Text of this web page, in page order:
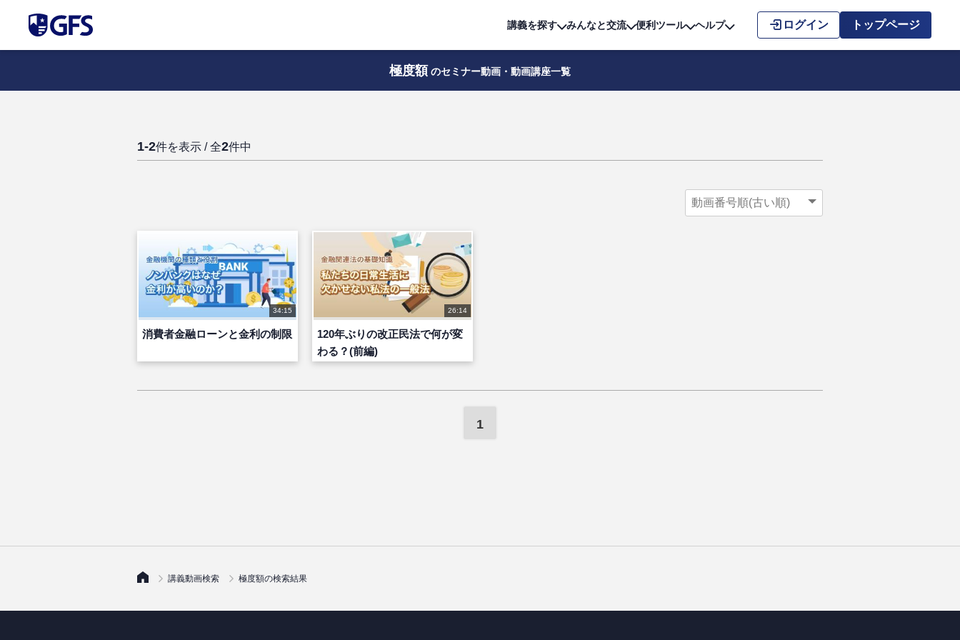
講義を探す みんなと交流 便利ツール ヘルプ ログイン トップページ
極度額 のセミナー動画・動画講座一覧
1-2件を表示 / 全2件中
34:15
消費者金融ローンと金利の制限
26:14
120年ぶりの改正民法で何が変
わる？(前編)
1
講義動画検索 極度額の検索結果